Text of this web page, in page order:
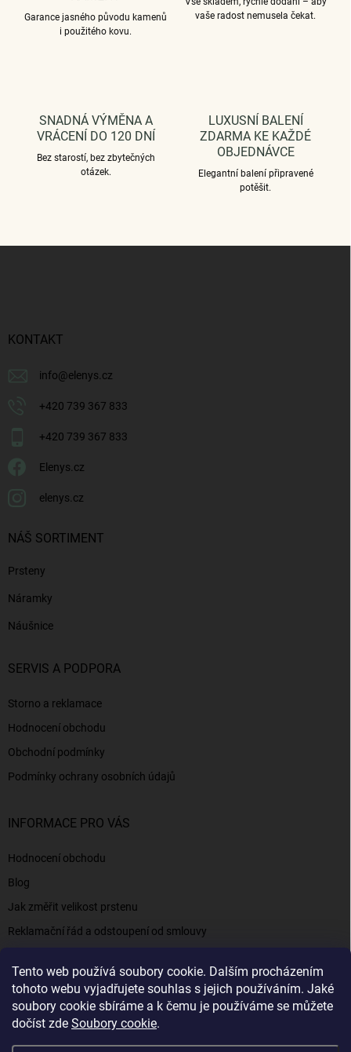
Tento web používá soubory cookie. Dalším procházením
tohoto webu vyjadřujete souhlas s jejich používáním. Jaké
soubory cookie sbíráme a k čemu je používáme se můžete
dočíst zde Soubory cookie.
Garance jasného původu kamenů
i použitého kovu.
vaše radost nemusela čekat.
SNADNÁ VÝMĚNA A
VRÁCENÍ DO 120 DNÍ
Bez starostí, bez zbytečných
otázek.
LUXUSNÍ BALENÍ
ZDARMA KE KAŽDÉ
OBJEDNÁVCE
Elegantní balení připravené
potěšit.
KONTAKT
info@elenys.cz
+420 739 367 833
+420 739 367 833
Elenys.cz
elenys.cz
NÁŠ SORTIMENT
Prsteny
Náramky
Náušnice
SERVIS A PODPORA
Storno a reklamace
Hodnocení obchodu
Obchodní podmínky
Podmínky ochrany osobních údajů
INFORMACE PRO VÁS
Hodnocení obchodu
Blog
Jak změřit velikost prstenu
Reklamační řád a odstoupení od smlouvy
Kontakty a informace
Elenys.cz - šperky, kterým věříte už od roku 2016